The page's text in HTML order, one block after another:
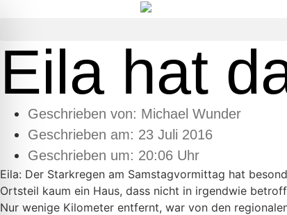
Eila hat
Geschrieben von: Michael Wunder
Geschrieben am: 23 Juli 2016
Geschrieben um: 20:06 Uhr
Eila: Der Starkregen am Samstagvormittag hat
Ortsteil kaum ein Haus, dass nicht in irgendwie
Nur wenige Kilometer entfernt, war von den